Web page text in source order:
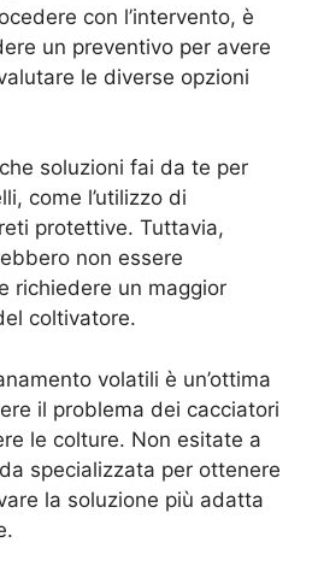
con l’intervento, è
un preventivo per avere
le diverse opzioni
soluzioni fai da te per
come l’utilizzo di
protettive. Tuttavia,
non essere
richiedere un maggior
coltivatore.
volatili è un’ottima
il problema dei cacciatori
le colture. Non esitate a
specializzata per ottenere
la soluzione più adatta